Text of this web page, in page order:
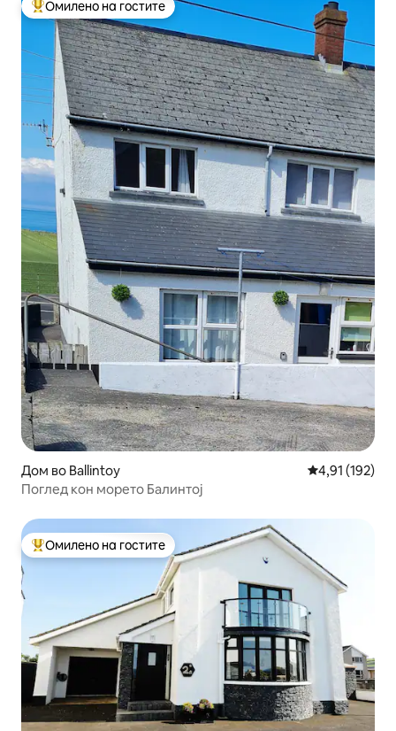
Меѓу најуспешните „Омилени на гостите“
Омилено на гостите
Дом во Ballintoy Просечна
4,91 (192)
Поглед кон морето Балинтој
Меѓу најуспешните „Омилени на гостите“
Омилено на гостите